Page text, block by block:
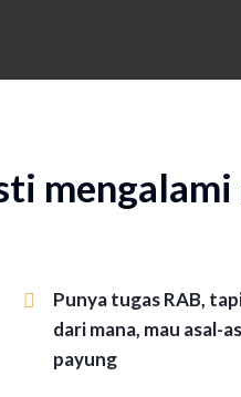
mengalami
Punya tugas RAB,
dari mana, mau asal-
payung